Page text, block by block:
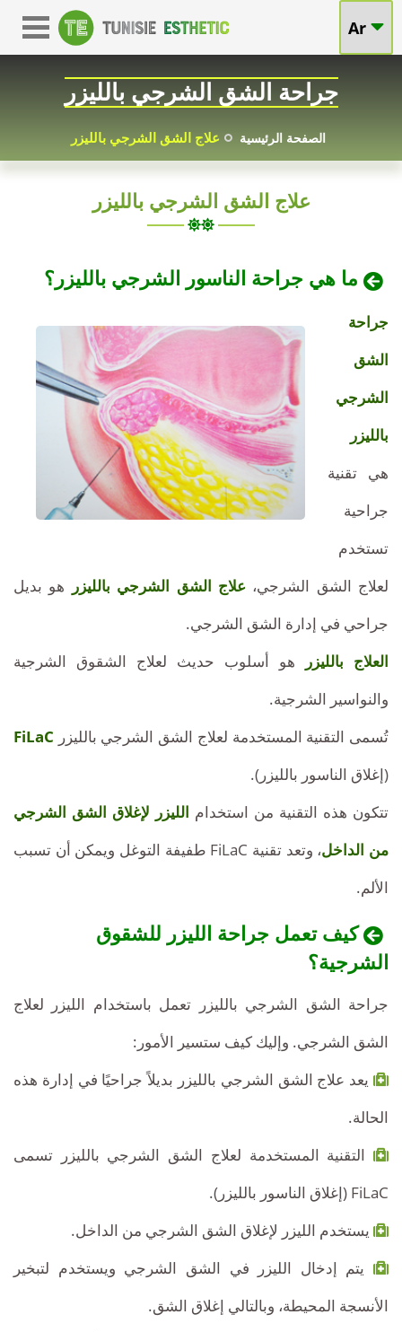
جراحة
الشق
الشرجي
بالليزر:
والإجراءات
والتعافي
الشرجي
بالليزر
وتنافسية
Ar
جراحة الشق الشرجي بالليزر
الصفحة الرئيسية علاج الشق الشرجي بالليزر
علاج الشق الشرجي بالليزر
ما هي جراحة الناسور الشرجي بالليزر؟
جراحة
الشق
الشرجي
بالليزر
هي تقنية
جراحية
تستخدم
لعلاج الشق الشرجي،علاج الشق الشرجي بالليزر
هو بديل
جراحي في إدارة الشق الشرجي.
العلاج بالليزر
هو أسلوب حديث لعلاج الشقوق الشرجية
والنواسير الشرجية.
تُسمى التقنية المستخدمة لعلاج الشق الشرجي بالليزر FiLaC
(إغلاق الناسور بالليزر).
تتكون هذه التقنية من استخدام الليزر لإغلاق الشق الشرجي
من الداخل
، وتعد تقنية FiLaC طفيفة التوغل ويمكن أن تسبب
الألم.
كيف تعمل جراحة الليزر للشقوق
الشرجية؟
جراحة الشق الشرجي بالليزر تعمل باستخدام الليزر لعلاج
الشق الشرجي. وإليك كيف ستسير الأمور:
يعد علاج الشق الشرجي بالليزر بديلاً جراحيًا في إدارة هذه
الحالة.
التقنية المستخدمة لعلاج الشق الشرجي بالليزر تسمى
FiLaC (إغلاق الناسور بالليزر).
يستخدم الليزر لإغلاق الشق الشرجي من الداخل.
يتم إدخال الليزر في الشق الشرجي ويستخدم لتبخير
الأنسجة المحيطة، وبالتالي إغلاق الشق.